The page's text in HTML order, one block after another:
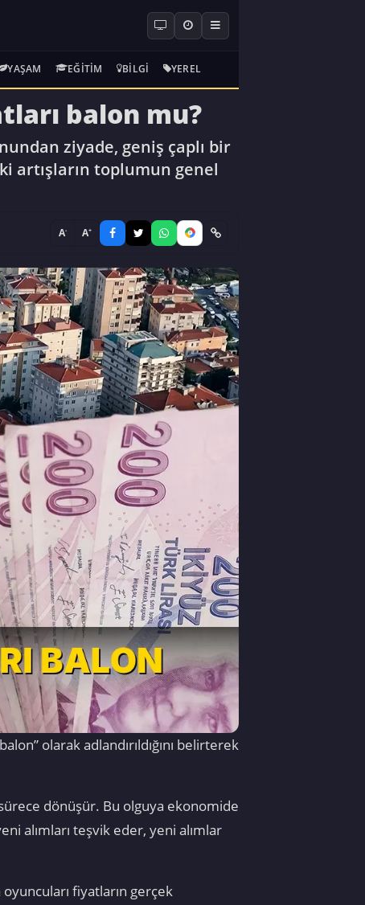
YAŞAM EĞITIM BILGI YEREL
balon mu?
ziyade, geniş çaplı bir
artışların toplumun genel
A- A+
olarak adlandırıldığını belirterek
dönüşür. Bu olguya ekonomide
alımları teşvik eder, yeni alımlar
fiyatların gerçek